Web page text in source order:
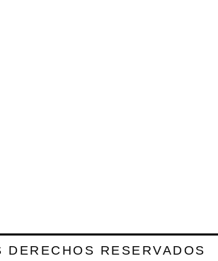
DERECHOS RESERVADOS